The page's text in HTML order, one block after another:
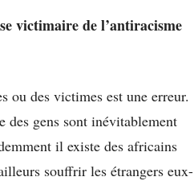
victimaire de l’antiracisme
ou des victimes est une erreur.
des gens sont inévitablement
il existe des africains
souffrir les étrangers eux-